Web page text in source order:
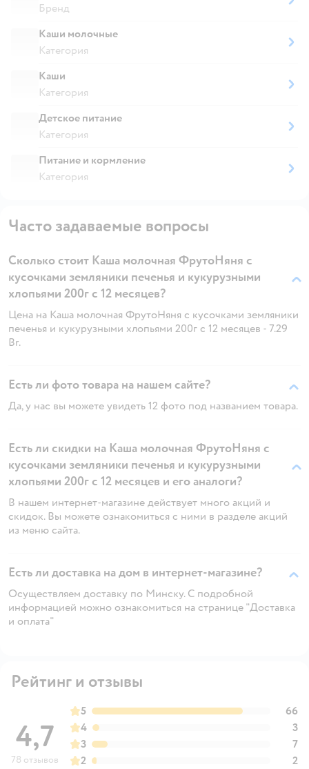
Бренд
Каши молочные
Категория
Каши
Категория
Детское питание
Категория
Питание и кормление
Категория
Часто задаваемые вопросы
Сколько стоит Каша молочная ФрутоНяня с
кусочками земляники печенья и кукурузными
хлопьями 200г с 12 месяцев?
Цена на Каша молочная ФрутоНяня с кусочками земляники
печенья и кукурузными хлопьями 200г с 12 месяцев - 7.29
Br.
Есть ли фото товара на нашем сайте?
Да, у нас вы можете увидеть 12 фото под названием товара.
Есть ли скидки на Каша молочная ФрутоНяня с
кусочками земляники печенья и кукурузными
хлопьями 200г с 12 месяцев и его аналоги?
В нашем интернет-магазине действует много акций и
скидок. Вы можете ознакомиться с ними в разделе акций
из меню сайта.
Есть ли доставка на дом в интернет-магазине?
Осуществляем доставку по Минску. С подробной
информацией можно ознакомиться на странице "Доставка
и оплата"
Рейтинг и отзывы
4,7
78 отзывов
5
66
4
3
3
7
2
2